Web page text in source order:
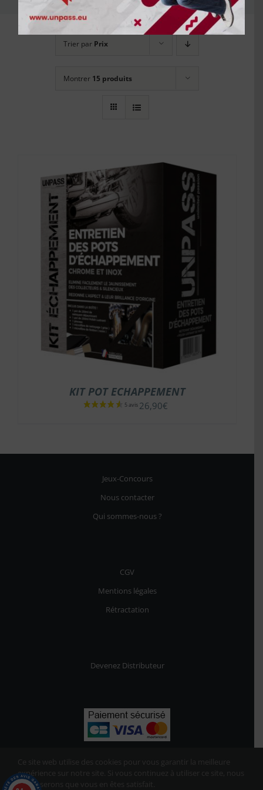
Trier par Prix
Montrer 15 produits
KIT POT ECHAPPEMENT
26,90€
Jeux-Concours
Nous contacter
Qui sommes-nous ?
CGV
Mentions légales
Rétractation
Devenez Distributeur
Ce site web utilise des cookies pour vous garantir la meilleure
expérience sur notre site. Si vous continuez à utiliser ce site, nous
supposerons que vous en êtes satisfait.